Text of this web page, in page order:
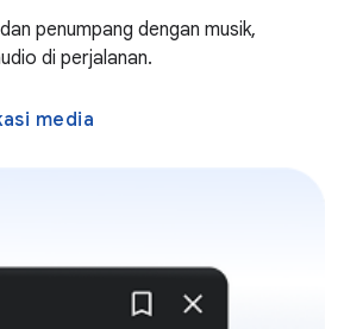
penumpang dengan musik,
di perjalanan.
media